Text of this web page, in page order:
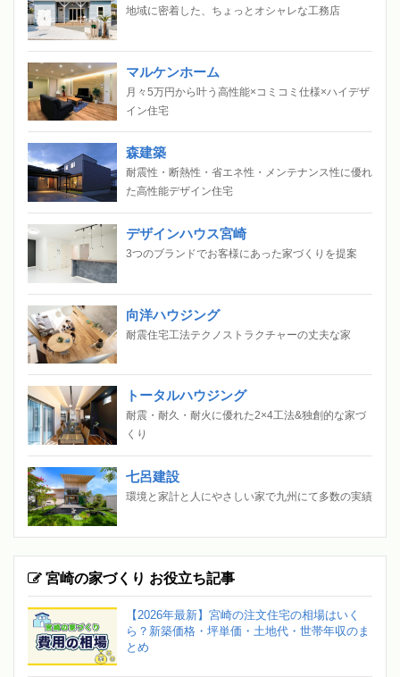
地域に密着した、ちょっとオシャレな工務店
マルケンホーム
月々5万円から叶う高性能×コミコミ仕様×ハイデザ
イン住宅
森建築
耐震性・断熱性・省エネ性・メンテナンス性に優れ
た高性能デザイン住宅
デザインハウス宮崎
3つのブランドでお客様にあった家づくりを提案
向洋ハウジング
耐震住宅工法テクノストラクチャーの丈夫な家
トータルハウジング
耐震・耐久・耐火に優れた2×4工法&独創的な家づ
くり
七呂建設
環境と家計と人にやさしい家で九州にて多数の実績
宮崎の家づくり お役立ち記事
【2026年最新】宮崎の注文住宅の相場はいく
ら？新築価格・坪単価・土地代・世帯年収のま
とめ